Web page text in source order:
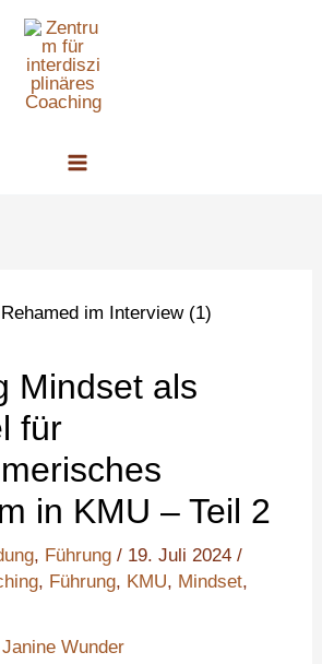
Mindset als
für
in KMU – Teil 2
, Führung / 19. Juli 2024/
, Führung, KMU, Mindset,
Janine Wunder